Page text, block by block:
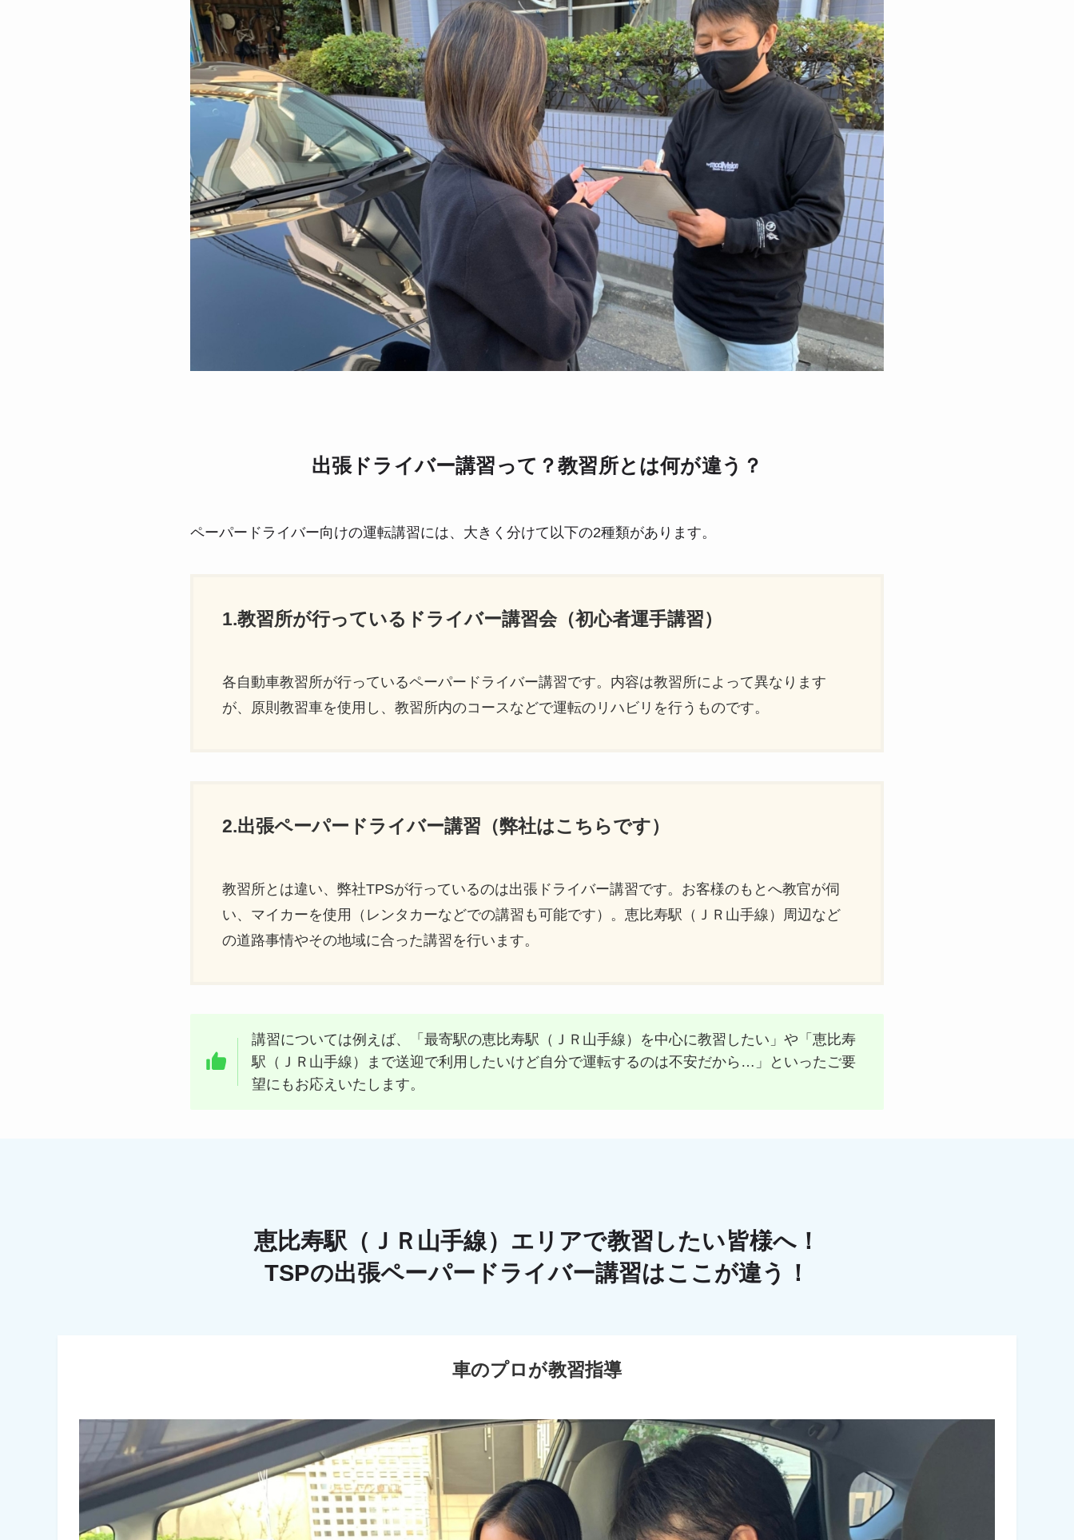
出張ドライバー講習って？教習所とは何が違う？
ペーパードライバー向けの運転講習には、大きく分けて以下の2種類があります。
1.教習所が行っているドライバー講習会（初心者運手講習）
各自動車教習所が行っているペーパードライバー講習です。内容は教習所によって異なります
が、原則教習車を使用し、教習所内のコースなどで運転のリハビリを行うものです。
2.出張ペーパードライバー講習（弊社はこちらです）
教習所とは違い、弊社TPSが行っているのは出張ドライバー講習です。お客様のもとへ教官が伺
い、マイカーを使用（レンタカーなどでの講習も可能です）。恵比寿駅（ＪＲ山手線）周辺など
の道路事情やその地域に合った講習を行います。
講習については例えば、「最寄駅の恵比寿駅（ＪＲ山手線）を中心に教習したい」や「恵比寿
駅（ＪＲ山手線）まで送迎で利用したいけど自分で運転するのは不安だから…」といったご要
望にもお応えいたします。
恵比寿駅（ＪＲ山手線）エリアで教習したい皆様へ！
TSPの出張ペーパードライバー講習はここが違う！
車のプロが教習指導